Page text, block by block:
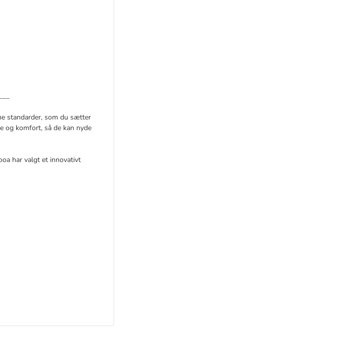
standarder, som du sætter
og komfort, så de kan nyde
har valgt et innovativt